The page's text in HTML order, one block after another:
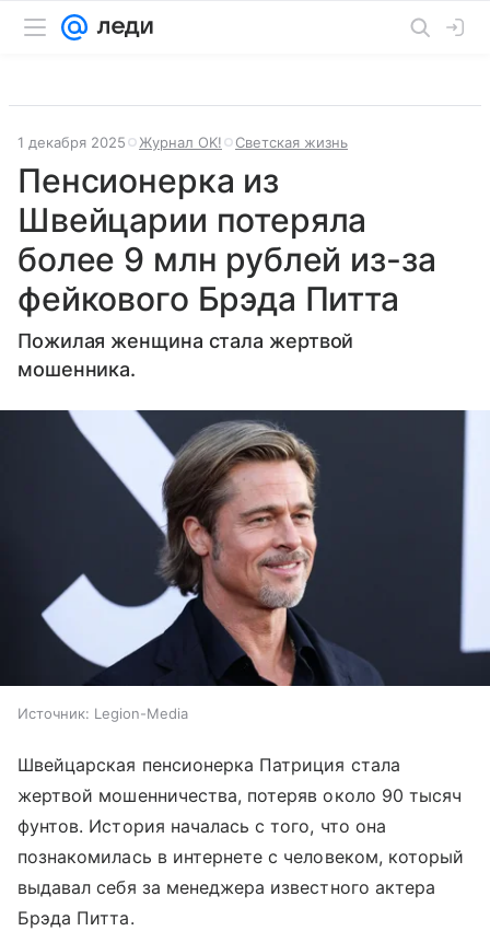
1 декабря 2025 Журнал OK! Светская жизнь
Пенсионерка из
Швейцарии потеряла
более 9 млн рублей из-за
фейкового Брэда Питта
Пожилая женщина стала жертвой
мошенника.
Источник: Legion-Media
Швейцарская пенсионерка Патриция стала
жертвой мошенничества, потеряв около 90 тысяч
фунтов. История началась с того, что она
познакомилась в интернете с человеком, который
выдавал себя за менеджера известного актера
Брэда Питта.